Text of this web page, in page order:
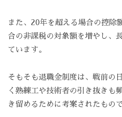
また、20年を超える場合の控除
合の非課税の対象額を増やし、
ています。
そもそも退職金制度は、戦前の
く熟練工や技術者の引き抜きも
き留めるために考案されたもので